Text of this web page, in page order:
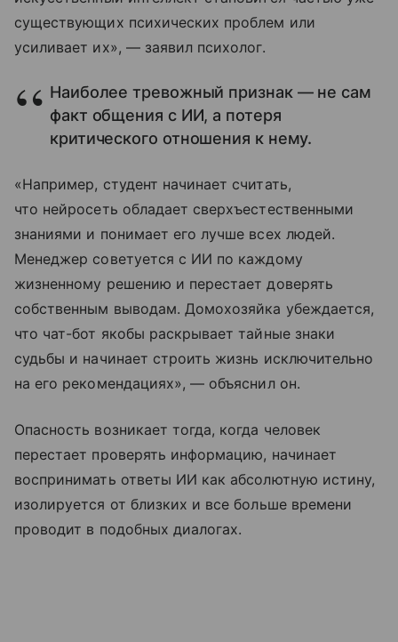
существующих психических проблем или
усиливает их», — заявил психолог.
Наиболее тревожный признак — не сам
факт общения с ИИ, а потеря
критического отношения к нему.
«Например, студент начинает считать,
что нейросеть обладает сверхъестественными
знаниями и понимает его лучше всех людей.
Менеджер советуется с ИИ по каждому
жизненному решению и перестает доверять
собственным выводам. Домохозяйка убеждается,
что чат-бот якобы раскрывает тайные знаки
судьбы и начинает строить жизнь исключительно
на его рекомендациях», — объяснил он.
Опасность возникает тогда, когда человек
перестает проверять информацию, начинает
воспринимать ответы ИИ как абсолютную истину,
изолируется от близких и все больше времени
проводит в подобных диалогах.